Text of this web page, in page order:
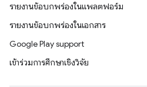
รายงานข้อบกพร่องในแพลตฟอร์ม
รายงานข้อบกพร่องในเอกสาร
Google Play support
เข้าร่วมการศึกษาเชิงวิจัย